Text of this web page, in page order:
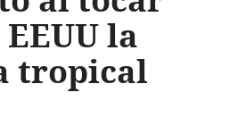
la
tropical